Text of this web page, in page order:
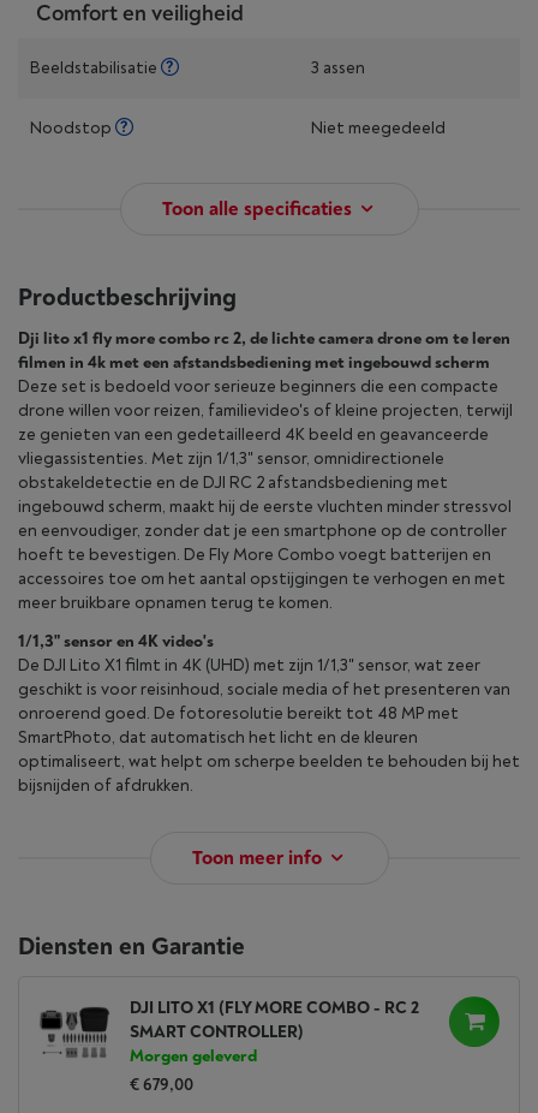
Comfort en veiligheid
Beeldstabilisatie 3 assen
Noodstop Niet meegedeeld
Toon alle specificaties
Productbeschrijving
Dji lito x1 fly more combo rc 2, de lichte camera drone om te leren
filmen in 4k met een afstandsbediening met ingebouwd scherm
Deze set is bedoeld voor serieuze beginners die een compacte
drone willen voor reizen, familievideo's of kleine projecten, terwijl
ze genieten van een gedetailleerd 4K beeld en geavanceerde
vliegassistenties. Met zijn 1/1,3" sensor, omnidirectionele
obstakeldetectie en de DJI RC 2 afstandsbediening met
ingebouwd scherm, maakt hij de eerste vluchten minder stressvol
en eenvoudiger, zonder dat je een smartphone op de controller
hoeft te bevestigen. De Fly More Combo voegt batterijen en
accessoires toe om het aantal opstijgingen te verhogen en met
meer bruikbare opnamen terug te komen.
1/1,3" sensor en 4K video's
De DJI Lito X1 filmt in 4K (UHD) met zijn 1/1,3" sensor, wat zeer
geschikt is voor reisinhoud, sociale media of het presenteren van
onroerend goed. De fotoresolutie bereikt tot 48 MP met
SmartPhoto, dat automatisch het licht en de kleuren
optimaliseert, wat helpt om scherpe beelden te behouden bij het
bijsnijden of afdrukken.
Toon meer info
Diensten en Garantie
DJI LITO X1 (FLY MORE COMBO - RC 2
SMART CONTROLLER)
Morgen geleverd
€ 679,00